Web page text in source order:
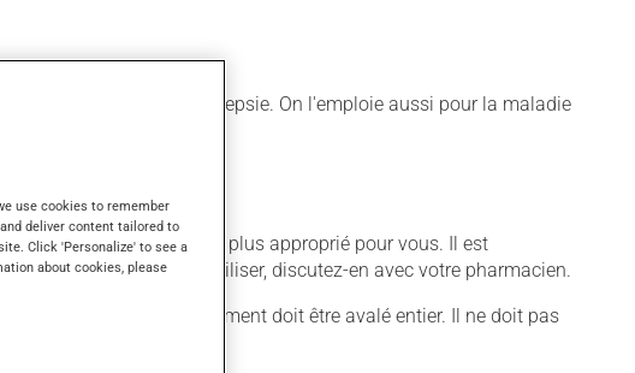
cloniques dans l'épilepsie. On l'emploie aussi pour la maladie
horaire différent qui est plus approprié pour vous. Il est
voulez cesser de l'utiliser, discutez-en avec votre pharmacien.
en manquer. Ce médicament doit être avalé entier. Il ne doit pas
use cookies to remember
deliver content tailored to
Click 'Personalize' to see a
about cookies, please